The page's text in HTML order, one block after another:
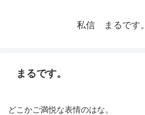
私信 まるです。
まるです。
どこかご満悦な表情のはな。